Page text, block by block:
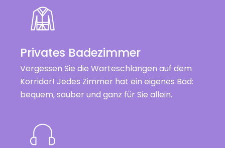
Privates Badezimmer
Vergessen Sie die Warteschlangen auf dem
Korridor! Jedes Zimmer hat ein eigenes Bad:
bequem, sauber und ganz für Sie allein.